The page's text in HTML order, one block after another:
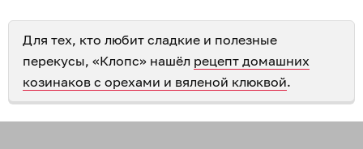
Для тех, кто любит сладкие и полезные
перекусы, «Клопс» нашёл рецепт домашних
козинаков с орехами и вяленой клюквой.